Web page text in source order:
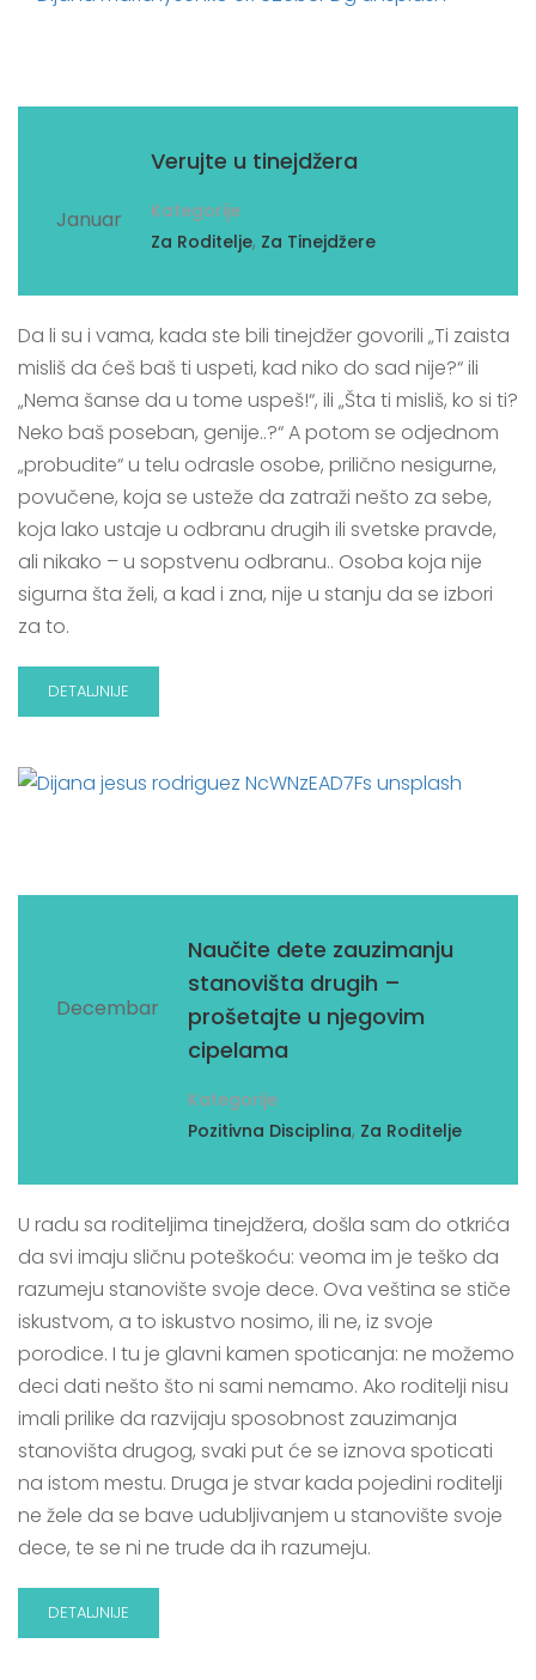
Januar
Verujte u tinejdžera
Kategorije
Za Roditelje, Za Tinejdžere
Da li su i vama, kada ste bili tinejdžer govorili „Ti zaista
misliš da ćeš baš ti uspeti, kad niko do sad nije?“ ili
„Nema šanse da u tome uspeš!“, ili „Šta ti misliš, ko si ti?
Neko baš poseban, genije..?“ A potom se odjednom
„probudite“ u telu odrasle osobe, prilično nesigurne,
povučene, koja se usteže da zatraži nešto za sebe,
koja lako ustaje u odbranu drugih ili svetske pravde,
ali nikako – u sopstvenu odbranu.. Osoba koja nije
sigurna šta želi, a kad i zna, nije u stanju da se izbori
za to.
DETALJNIJE
Decembar
Naučite dete zauzimanju
stanovišta drugih –
prošetajte u njegovim
cipelama
Kategorije
Pozitivna Disciplina, Za Roditelje
U radu sa roditeljima tinejdžera, došla sam do otkrića
da svi imaju sličnu poteškoću: veoma im je teško da
razumeju stanovište svoje dece. Ova veština se stiče
iskustvom, a to iskustvo nosimo, ili ne, iz svoje
porodice. I tu je glavni kamen spoticanja: ne možemo
deci dati nešto što ni sami nemamo. Ako roditelji nisu
imali prilike da razvijaju sposobnost zauzimanja
stanovišta drugog, svaki put će se iznova spoticati
na istom mestu. Druga je stvar kada pojedini roditelji
ne žele da se bave udubljivanjem u stanovište svoje
dece, te se ni ne trude da ih razumeju.
DETALJNIJE